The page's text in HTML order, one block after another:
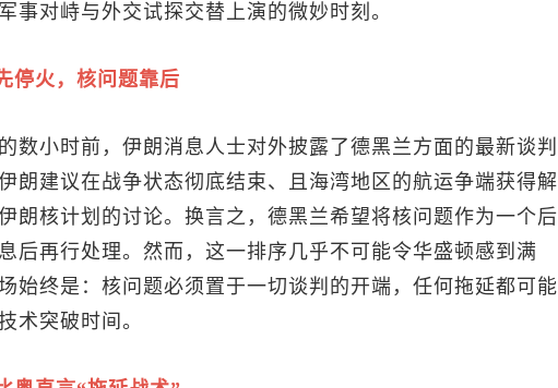
事对峙与外交试探交替上演的微妙时刻。
停火，核问题靠后
数小时前，伊朗消息人士对外披露了德黑兰方面的最新谈判
朗建议在战争状态彻底结束、且海湾地区的航运争端获得解
朗核计划的讨论。换言之，德黑兰希望将核问题作为一个后
后再行处理。然而，这一排序几乎不可能令华盛顿感到满
始终是：核问题必须置于一切谈判的开端，任何拖延都可能
术突破时间。